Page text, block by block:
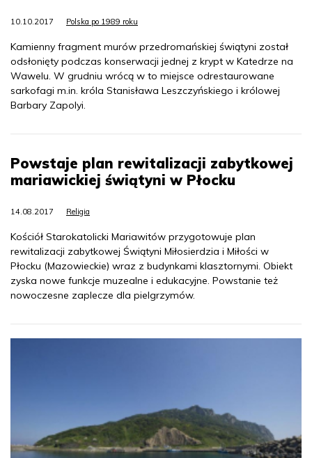
10.10.2017 Polska po 1989 roku
Kamienny fragment murów przedromańskiej świątyni został
odsłonięty podczas konserwacji jednej z krypt w Katedrze na
Wawelu. W grudniu wrócą w to miejsce odrestaurowane
sarkofagi m.in. króla Stanisława Leszczyńskiego i królowej
Barbary Zapolyi.
Powstaje plan rewitalizacji zabytkowej
mariawickiej świątyni w Płocku
14.08.2017 Religia
Kościół Starokatolicki Mariawitów przygotowuje plan
rewitalizacji zabytkowej Świątyni Miłosierdzia i Miłości w
Płocku (Mazowieckie) wraz z budynkami klasztornymi. Obiekt
zyska nowe funkcje muzealne i edukacyjne. Powstanie też
nowoczesne zaplecze dla pielgrzymów.